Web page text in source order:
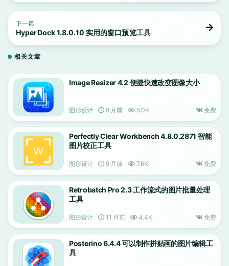
下一篇
HyperDock 1.8.0.10 实用的窗口预览工具
相关文章
Image Resizer 4.2 便捷快速改变图像大小
图形设计 8 月前 5.0K 免费
Perfectly Clear Workbench 4.8.0.2871 智能
图片校正工具
图形设计 9 月前 7.6K 免费
Retrobatch Pro 2.3 工作流式的图片批量处理
工具
图形设计 11 月前 4.4K 免费
Posterino 6.4.4 可以制作拼贴画的图片编辑工
具